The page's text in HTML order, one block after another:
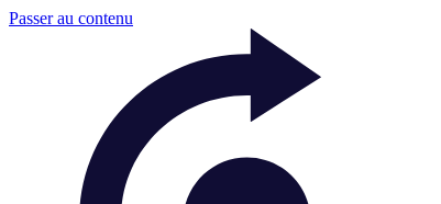
Passer au contenu